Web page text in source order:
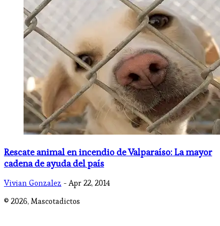
Rescate animal en incendio de Valparaíso: La mayor
cadena de ayuda del país
Vivian Gonzalez - Apr 22, 2014
© 2026, Mascotadictos